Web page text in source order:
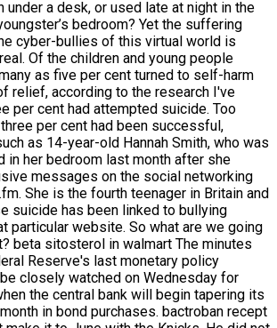
under a desk, or used late at night in the
bedroom? Yet the suffering
cyber-bullies of this virtual world is
Of the children and young people
as five per cent turned to self-harm
relief, according to the research I've
per cent had attempted suicide. Too
per cent had been successful,
as 14-year-old Hannah Smith, who was
in her bedroom last month after she
messages on the social networking
She is the fourth teenager in Britain and
suicide has been linked to bullying
particular website. So what are we going
beta sitosterol in walmart The minutes
Reserve's last monetary policy
closely watched on Wednesday for
the central bank will begin tapering its
in bond purchases. bactroban recept